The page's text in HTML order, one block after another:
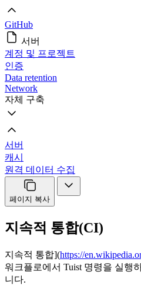
GitHub
서버
계정 및 프로젝트
인증
Data retention
Network
자체 구축
서버
캐시
원격 데이터 수집
페이지 복사
지속적 통합(CI)
지속적 통합](https://
워크플로에서 Tuist 명령을 실행
니다.